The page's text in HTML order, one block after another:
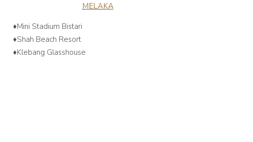
MELAKA
♦️Mini Stadium Bistari
♦️Shah Beach Resort
♦️Klebang Glasshouse